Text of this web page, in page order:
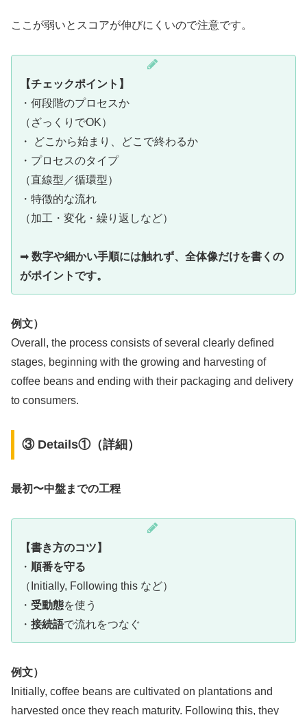
ここが弱いとスコアが伸びにくいので注意です。
【チェックポイント】
・何段階のプロセスか
（ざっくりでOK）
・ どこから始まり、どこで終わるか
・プロセスのタイプ
（直線型／循環型）
・特徴的な流れ
（加工・変化・繰り返しなど）
➡ 数字や細かい手順には触れず、全体像だけを書くの
がポイントです。
例文）
Overall, the process consists of several clearly defined
stages, beginning with the growing and harvesting of
coffee beans and ending with their packaging and delivery
to consumers.
③ Details①（詳細）
最初〜中盤までの工程
【書き方のコツ】
・ 順番を守る
（Initially, Following this など）
・ 受動態を使う
・ 接続語で流れをつなぐ
例文）
Initially, coffee beans are cultivated on plantations and
harvested once they reach maturity. Following this, they